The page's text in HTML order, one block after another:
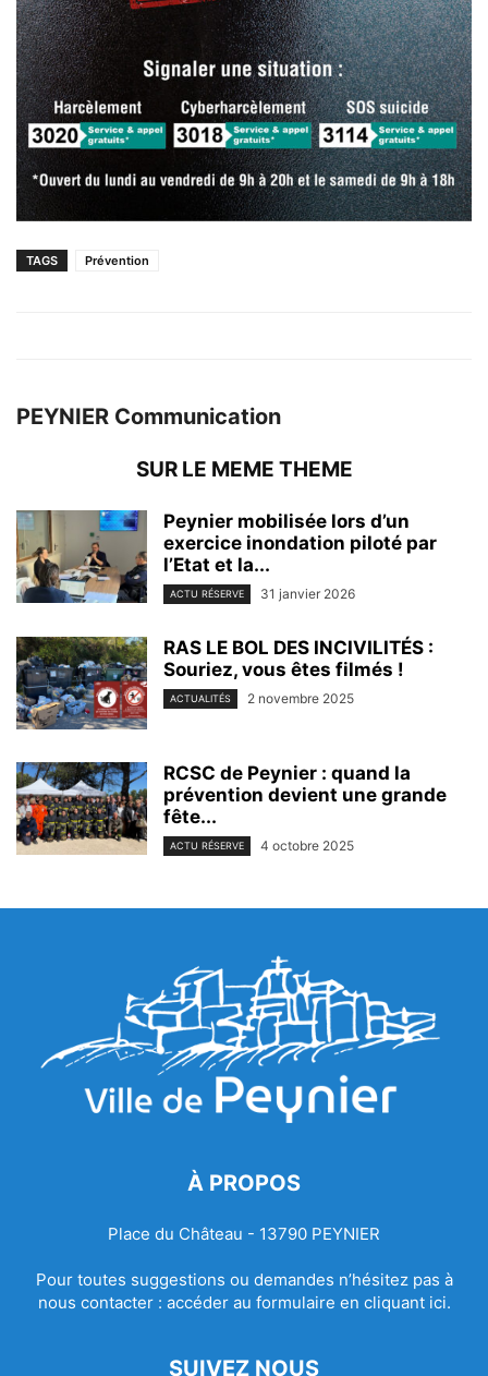
TAGS Prévention
PEYNIER Communication
SUR LE MEME THEME
Peynier mobilisée lors d’un
exercice inondation piloté par
l’Etat et la...
ACTU RÉSERVE 31 janvier 2026
RAS LE BOL DES INCIVILITÉS :
Souriez, vous êtes filmés !
ACTUALITÉS 2 novembre 2025
RCSC de Peynier : quand la
prévention devient une grande
fête...
ACTU RÉSERVE 4 octobre 2025
À PROPOS
Place du Château - 13790 PEYNIER
Pour toutes suggestions ou demandes n’hésitez pas à
nous contacter : accéder au formulaire en cliquant ici.
SUIVEZ NOUS